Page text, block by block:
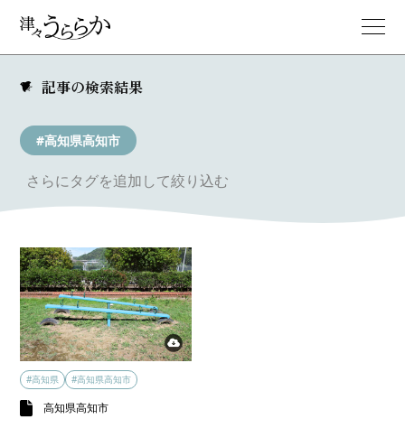
記事の検索結果
#高知県高知市
さらにタグを追加して絞り込む
#高知県 #高知県高知市
高知県高知市